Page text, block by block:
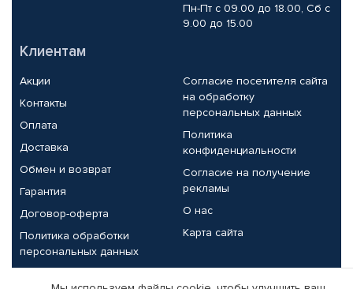
Пн-Пт с 09.00 до 18.00, Сб с
9.00 до 15.00
Клиентам
Акции
Контакты
Оплата
Доставка
Обмен и возврат
Гарантия
Договор-оферта
Политика обработки
персональных данных
Согласие посетителя сайта
на обработку
персональных данных
Политика
конфиденциальности
Согласие на получение
рекламы
О нас
Карта сайта